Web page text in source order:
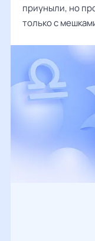
приуныли, но
только с